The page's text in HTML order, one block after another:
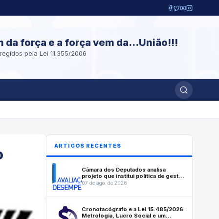
da força e a força vem da...União!!!
pela Lei 11.355/2006
ARTIGOS RECENTES
Câmara dos Deputados analisa
projeto que institui política de gestão
e desempenho no serviço público
07 de ago. de 2026
Cronotacógrafo e a Lei 15.485/2026:
Metrologia, Lucro Social e um